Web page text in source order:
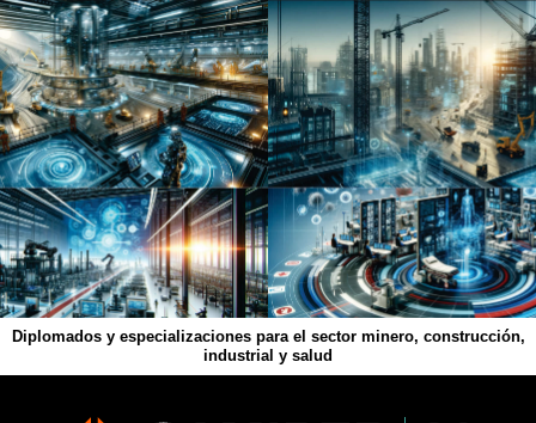
Diplomados y especializaciones para el sector minero, construcción,
industrial y salud